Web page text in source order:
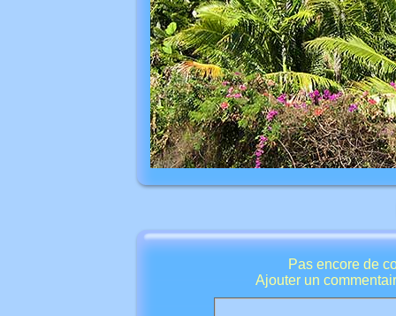
Pas encore de
Ajouter un